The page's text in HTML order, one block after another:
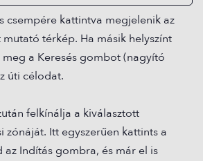
csempére kattintva megjelenik az
mutató térkép. Ha másik helyszínt
a Keresés gombot (nagyító
úti célodat.
felkínálja a kiválasztott
zónáját. Itt egyszerűen kattints a
az Indítás gombra, és már el is